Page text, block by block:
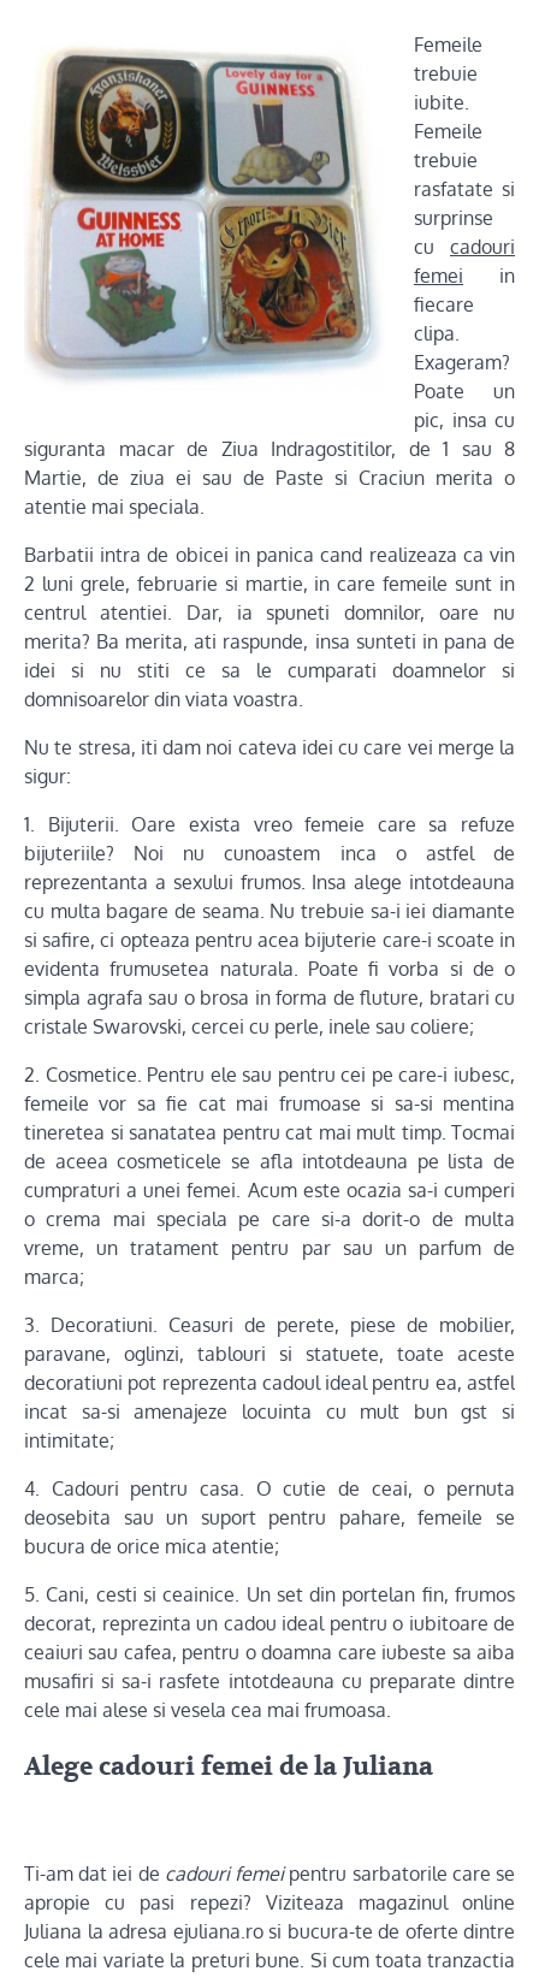
Femeile
trebuie
iubite.
Femeile
trebuie
rasfatate si
surprinse
cu cadouri
femei in
fiecare
clipa.
Exageram?
Poate un
pic, insa cu
siguranta macar de Ziua Indragostitilor, de 1 sau 8
Martie, de ziua ei sau de Paste si Craciun merita o
atentie mai speciala.
Barbatii intra de obicei in panica cand realizeaza ca vin
2 luni grele, februarie si martie, in care femeile sunt in
centrul atentiei. Dar, ia spuneti domnilor, oare nu
merita? Ba merita, ati raspunde, insa sunteti in pana de
idei si nu stiti ce sa le cumparati doamnelor si
domnisoarelor din viata voastra.
Nu te stresa, iti dam noi cateva idei cu care vei merge la
sigur:
1. Bijuterii. Oare exista vreo femeie care sa refuze
bijuteriile? Noi nu cunoastem inca o astfel de
reprezentanta a sexului frumos. Insa alege intotdeauna
cu multa bagare de seama. Nu trebuie sa-i iei diamante
si safire, ci opteaza pentru acea bijuterie care-i scoate in
evidenta frumusetea naturala. Poate fi vorba si de o
simpla agrafa sau o brosa in forma de fluture, bratari cu
cristale Swarovski, cercei cu perle, inele sau coliere;
2. Cosmetice. Pentru ele sau pentru cei pe care-i iubesc,
femeile vor sa fie cat mai frumoase si sa-si mentina
tineretea si sanatatea pentru cat mai mult timp. Tocmai
de aceea cosmeticele se afla intotdeauna pe lista de
cumpraturi a unei femei. Acum este ocazia sa-i cumperi
o crema mai speciala pe care si-a dorit-o de multa
vreme, un tratament pentru par sau un parfum de
marca;
3. Decoratiuni. Ceasuri de perete, piese de mobilier,
paravane, oglinzi, tablouri si statuete, toate aceste
decoratiuni pot reprezenta cadoul ideal pentru ea, astfel
incat sa-si amenajeze locuinta cu mult bun gst si
intimitate;
4. Cadouri pentru casa. O cutie de ceai, o pernuta
deosebita sau un suport pentru pahare, femeile se
bucura de orice mica atentie;
5. Cani, cesti si ceainice. Un set din portelan fin, frumos
decorat, reprezinta un cadou ideal pentru o iubitoare de
ceaiuri sau cafea, pentru o doamna care iubeste sa aiba
musafiri si sa-i rasfete intotdeauna cu preparate dintre
cele mai alese si vesela cea mai frumoasa.
Alege cadouri femei de la Juliana
Ti-am dat iei de cadouri femeipentru sarbatorile care se
apropie cu pasi repezi? Viziteaza magazinul online
Juliana la adresa ejuliana.ro si bucura-te de oferte dintre
cele mai variate la preturi bune. Si cum toata tranzactia